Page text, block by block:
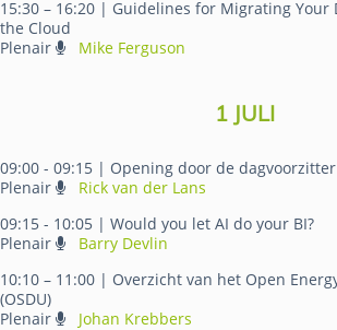
15:30 – 16:20 | Guidelines for Migrating Your
the Cloud
Plenair
Mike Ferguson
1 JULI
09:00 - 09:15 | Opening door de dagvoorzitter
Plenair
Rick van der Lans
09:15 - 10:05 | Would you let AI do your BI?
Plenair
Barry Devlin
10:10 – 11:00 | Overzicht van het Open
(OSDU)
Plenair
Johan Krebbers